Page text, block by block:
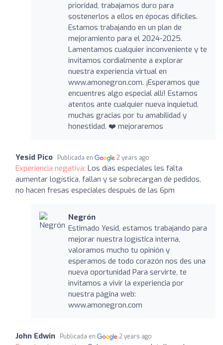
prioridad, trabajamos duro para
sostenerlos a ellos en épocas difíciles.
Estamos trabajando en un plan de
mejoramiento para el 2024-2025.
Lamentamos cualquier inconveniente y te
invitamos cordialmente a explorar
nuestra experiencia virtual en
www.amonegron.com. ¡Esperamos que
encuentres algo especial allí! Estamos
atentos ante cualquier nueva inquietud,
muchas gracias por tu amabilidad y
honestidad. ❤️ mejoraremos
Yesid Pico Publicada en 2 years ago
Experiencia negativa: Los días especiales les falta
aumentar logística, fallan y se sobrecargan de pedidos,
no hacen fresas especiales después de las 6pm
Negrón
Estimado Yesid, estamos trabajando para
mejorar nuestra logística interna,
valoramos mucho tu opinión y
esperamos de todo corazón nos des una
nueva oportunidad Para servirte, te
invitamos a vivir la experiencia por
nuestra página web:
www.amonegron.com
John Edwin Publicada en 2 years ago